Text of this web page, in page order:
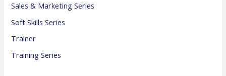
Sales & Marketing Series
Soft Skills Series
Trainer
Training Series